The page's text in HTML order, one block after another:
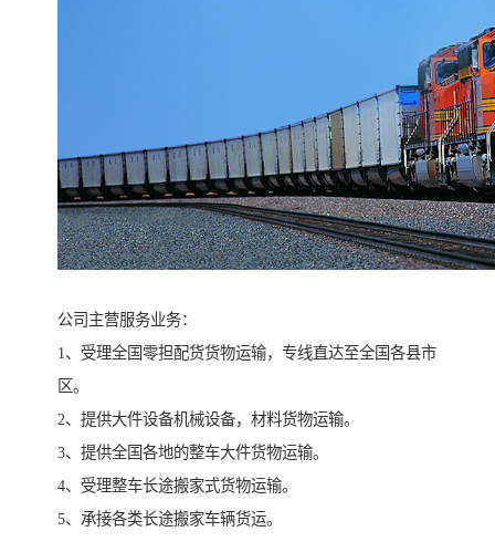
公司主营服务业务：
1、受理全国零担配货货物运输，专线直达至全国各县市
区。
2、提供大件设备机械设备，材料货物运输。
3、提供全国各地的整车大件货物运输。
4、受理整车长途搬家式货物运输。
5、承接各类长途搬家车辆货运。